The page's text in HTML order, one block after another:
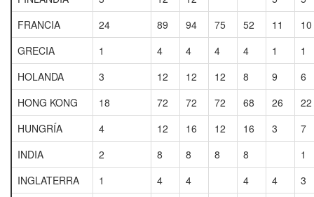
FRANCIA
24 89 94 75 52 11
10
GRECIA
1 4 4 4 4 1
1
HOLANDA
3 12 12 12 8 9
6
HONG KONG
18 72 72 72 68 26
22
HUNGRÍA
4 12 16 12 16 3
7
INDIA
2 8 8 8 8
1
INGLATERRA
1 4 4 4 4
3